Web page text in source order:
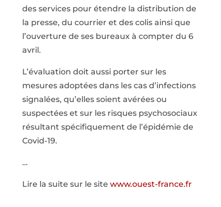
des services pour étendre la distribution de
la presse, du courrier et des colis ainsi que
l’ouverture de ses bureaux à compter du 6
avril.
L’évaluation doit aussi porter sur les
mesures adoptées dans les cas d’infections
signalées, qu’elles soient avérées ou
suspectées et sur les risques psychosociaux
résultant spécifiquement de l’épidémie de
Covid-19.
…
Lire la suite sur le site www.ouest-france.fr